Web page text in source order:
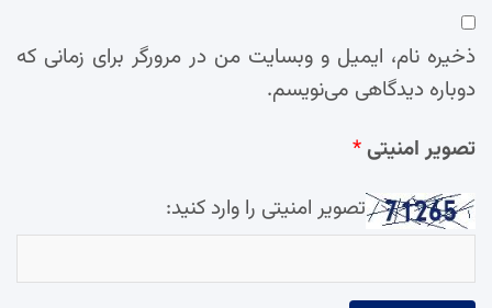
ذخیره نام، ایمیل و وبسایت من در مرورگر برای زمانی که
دوباره دیدگاهی می‌نویسم.
تصویر امنیتی*
تصویر امنیتی را وارد کنید: